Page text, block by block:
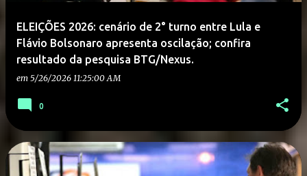
ELEIÇÕES 2026: cenário de 2° turno entre Lula e
Flávio Bolsonaro apresenta oscilação; confira
resultado da pesquisa BTG/Nexus.
em 5/26/2026 11:25:00 AM
0